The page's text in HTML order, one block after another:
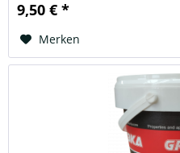
9,50 € *
Merken